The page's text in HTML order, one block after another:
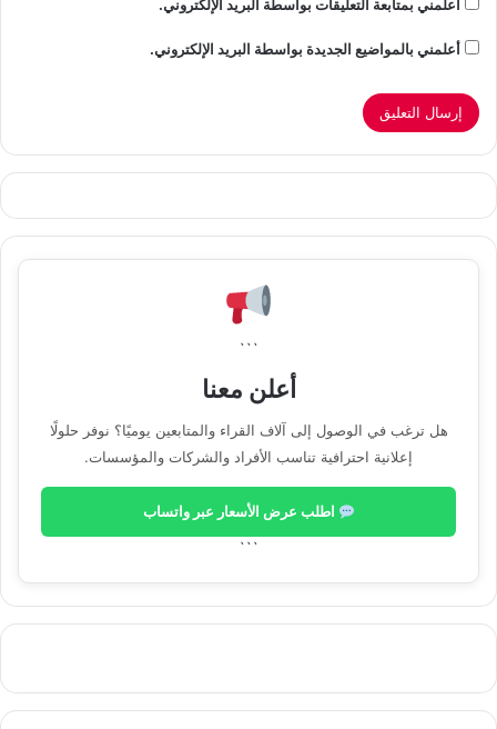
أعلمني بمتابعة التعليقات بواسطة البريد الإلكتروني.
أعلمني بالمواضيع الجديدة بواسطة البريد الإلكتروني.
```
أعلن معنا
هل ترغب في الوصول إلى آلاف القراء والمتابعين يوميًا؟ نوفر حلولًا
إعلانية احترافية تناسب الأفراد والشركات والمؤسسات.
اطلب عرض الأسعار عبر واتساب
```